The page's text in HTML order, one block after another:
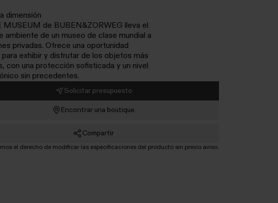
dimensión
MUSEUM de BUBEN&ZORWEG lleva el
ambiente de un museo de clase mundial a
privadas. Ofrece una oportunidad
para exhibir y disfrutar de los objetos más
con una protección sofisticada y un nivel
sin precedentes.
Solicitar presupuesto
Encontrar una boutique
Compartir
el derecho de modificar las especificaciones del producto sin previo aviso.